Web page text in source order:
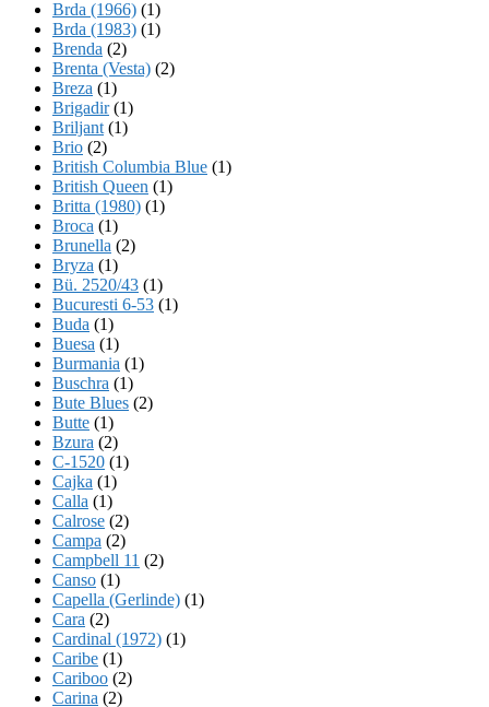
Brda (1966) (1)
Brda (1983) (1)
Brenda (2)
Brenta (Vesta) (2)
Breza (1)
Brigadir(1)
Briljant (1)
Brio (2)
British Columbia Blue (1)
British Queen (1)
Britta (1980) (1)
Broca (1)
Brunella (2)
Bryza (1)
Bü. 2520/43 (1)
Bucuresti 6-53 (1)
Buda (1)
Buesa (1)
Burmania (1)
Buschra (1)
Bute Blues (2)
Butte (1)
Bzura (2)
C-1520 (1)
Cajka (1)
Calla (1)
Calrose (2)
Campa (2)
Campbell 11 (2)
Canso (1)
Capella (Gerlinde) (1)
Cara (2)
Cardinal (1972) (1)
Caribe (1)
Cariboo (2)
Carina (2)